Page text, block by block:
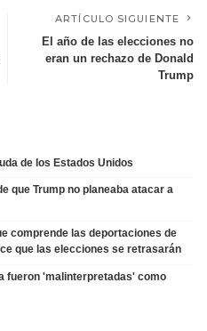
ARTÍCULO SIGUIENTE
El año de las elecciones no
eran un rechazo de Donald
Trump
de los Estados Unidos
que Trump no planeaba atacar a
comprende las deportaciones de
que las elecciones se retrasarán
fueron 'malinterpretadas' como